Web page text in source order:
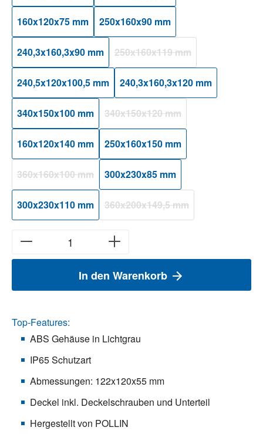
160x120x75 mm 250x160x90 mm
240,3x160,3x90 mm 250x160x119 mm(Diese Option ist zurzeit nicht
240,5x120x100,5 mm 240,3x160,3x120 mm
340x150x100 mm 340x150x120 mm(Diese Option ist zurzeit nicht
160x120x140 mm 250x160x150 mm
360x160x100 mm(Diese Option ist zurzeit nicht verfügbar.)
300x230x85 mm
300x230x110 mm 360x200x149,5 mm(Diese Option ist zurzeit nicht
In den Warenkorb
Top-Features:
ABS Gehäuse in Lichtgrau
IP65 Schutzart
Abmessungen: 122x120x55 mm
Deckel inkl. Deckelschrauben und Unterteil
Hergestellt von POLLIN